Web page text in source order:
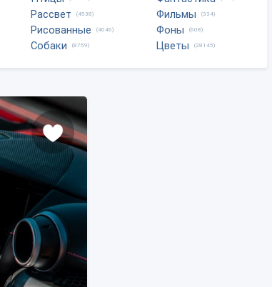
Рассвет (4538)
Рисованные (4046)
Собаки (8759)
Фильмы (334)
Фоны (608)
Цветы (28145)